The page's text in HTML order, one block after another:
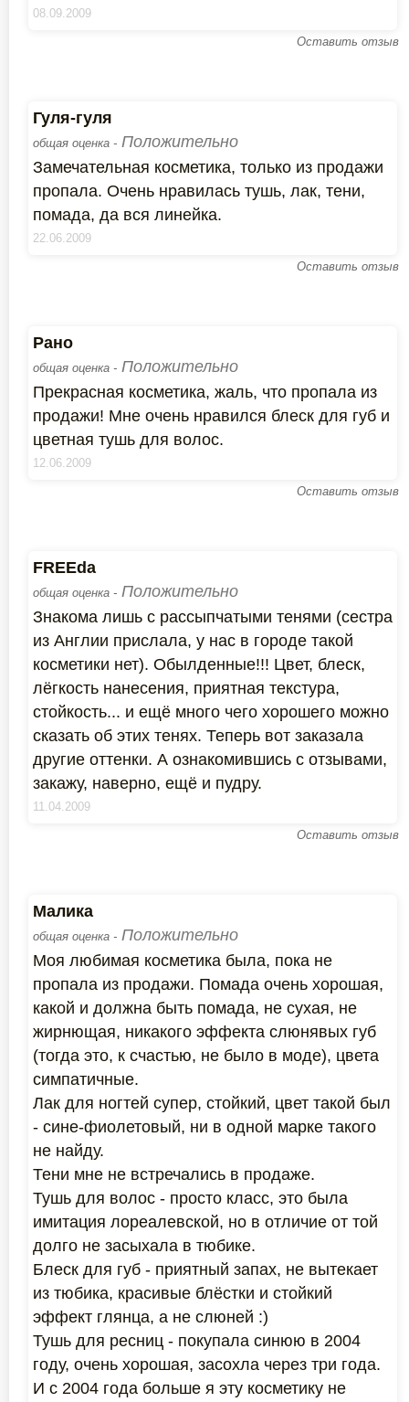
08.09.2009
Оставить отзыв
Гуля-гуля
общая оценка - Положительно
Замечательная косметика, только из продажи
пропала. Очень нравилась тушь, лак, тени,
помада, да вся линейка.
22.06.2009
Оставить отзыв
Рано
общая оценка - Положительно
Прекрасная косметика, жаль, что пропала из
продажи! Мне очень нравился блеск для губ и
цветная тушь для волос.
12.06.2009
Оставить отзыв
FREEda
общая оценка - Положительно
Знакома лишь с рассыпчатыми тенями (сестра
из Англии прислала, у нас в городе такой
косметики нет). Обылденные!!! Цвет, блеск,
лёгкость нанесения, приятная текстура,
стойкость... и ещё много чего хорошего можно
сказать об этих тенях. Теперь вот заказала
другие оттенки. А ознакомившись с отзывами,
закажу, наверно, ещё и пудру.
11.04.2009
Оставить отзыв
Малика
общая оценка - Положительно
Моя любимая косметика была, пока не
пропала из продажи. Помада очень хорошая,
какой и должна быть помада, не сухая, не
жирнющая, никакого эффекта слюнявых губ
(тогда это, к счастью, не было в моде), цвета
симпатичные.
Лак для ногтей супер, стойкий, цвет такой был
- сине-фиолетовый, ни в одной марке такого
не найду.
Тени мне не встречались в продаже.
Тушь для волос - просто класс, это была
имитация лореалевской, но в отличие от той
долго не засыхала в тюбике.
Блеск для губ - приятный запах, не вытекает
из тюбика, красивые блёстки и стойкий
эффект глянца, а не слюней :)
Тушь для ресниц - покупала синюю в 2004
году, очень хорошая, засохла через три года.
И с 2004 года больше я эту косметику не